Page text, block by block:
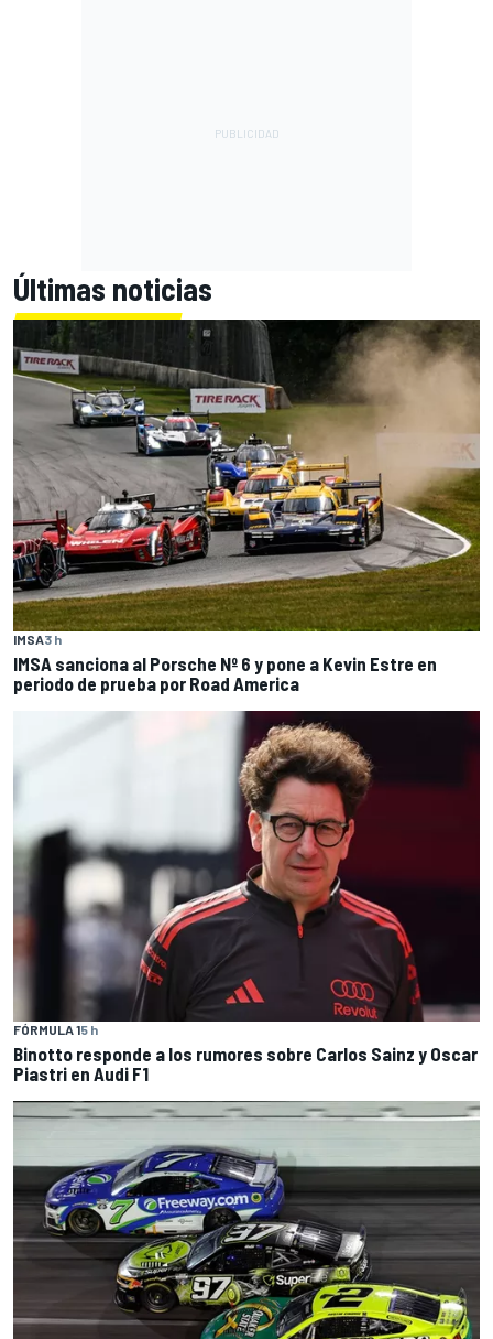
Últimas noticias
IMSA3 h
IMSA sanciona al Porsche Nº 6 y pone a Kevin Estre en
periodo de prueba por Road America
FÓRMULA 15 h
Binotto responde a los rumores sobre Carlos Sainz y Oscar
Piastri en Audi F1